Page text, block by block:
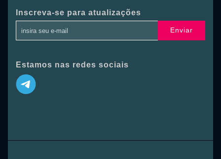
Inscreva-se para atualizações
Enviar
Estamos nas redes sociais